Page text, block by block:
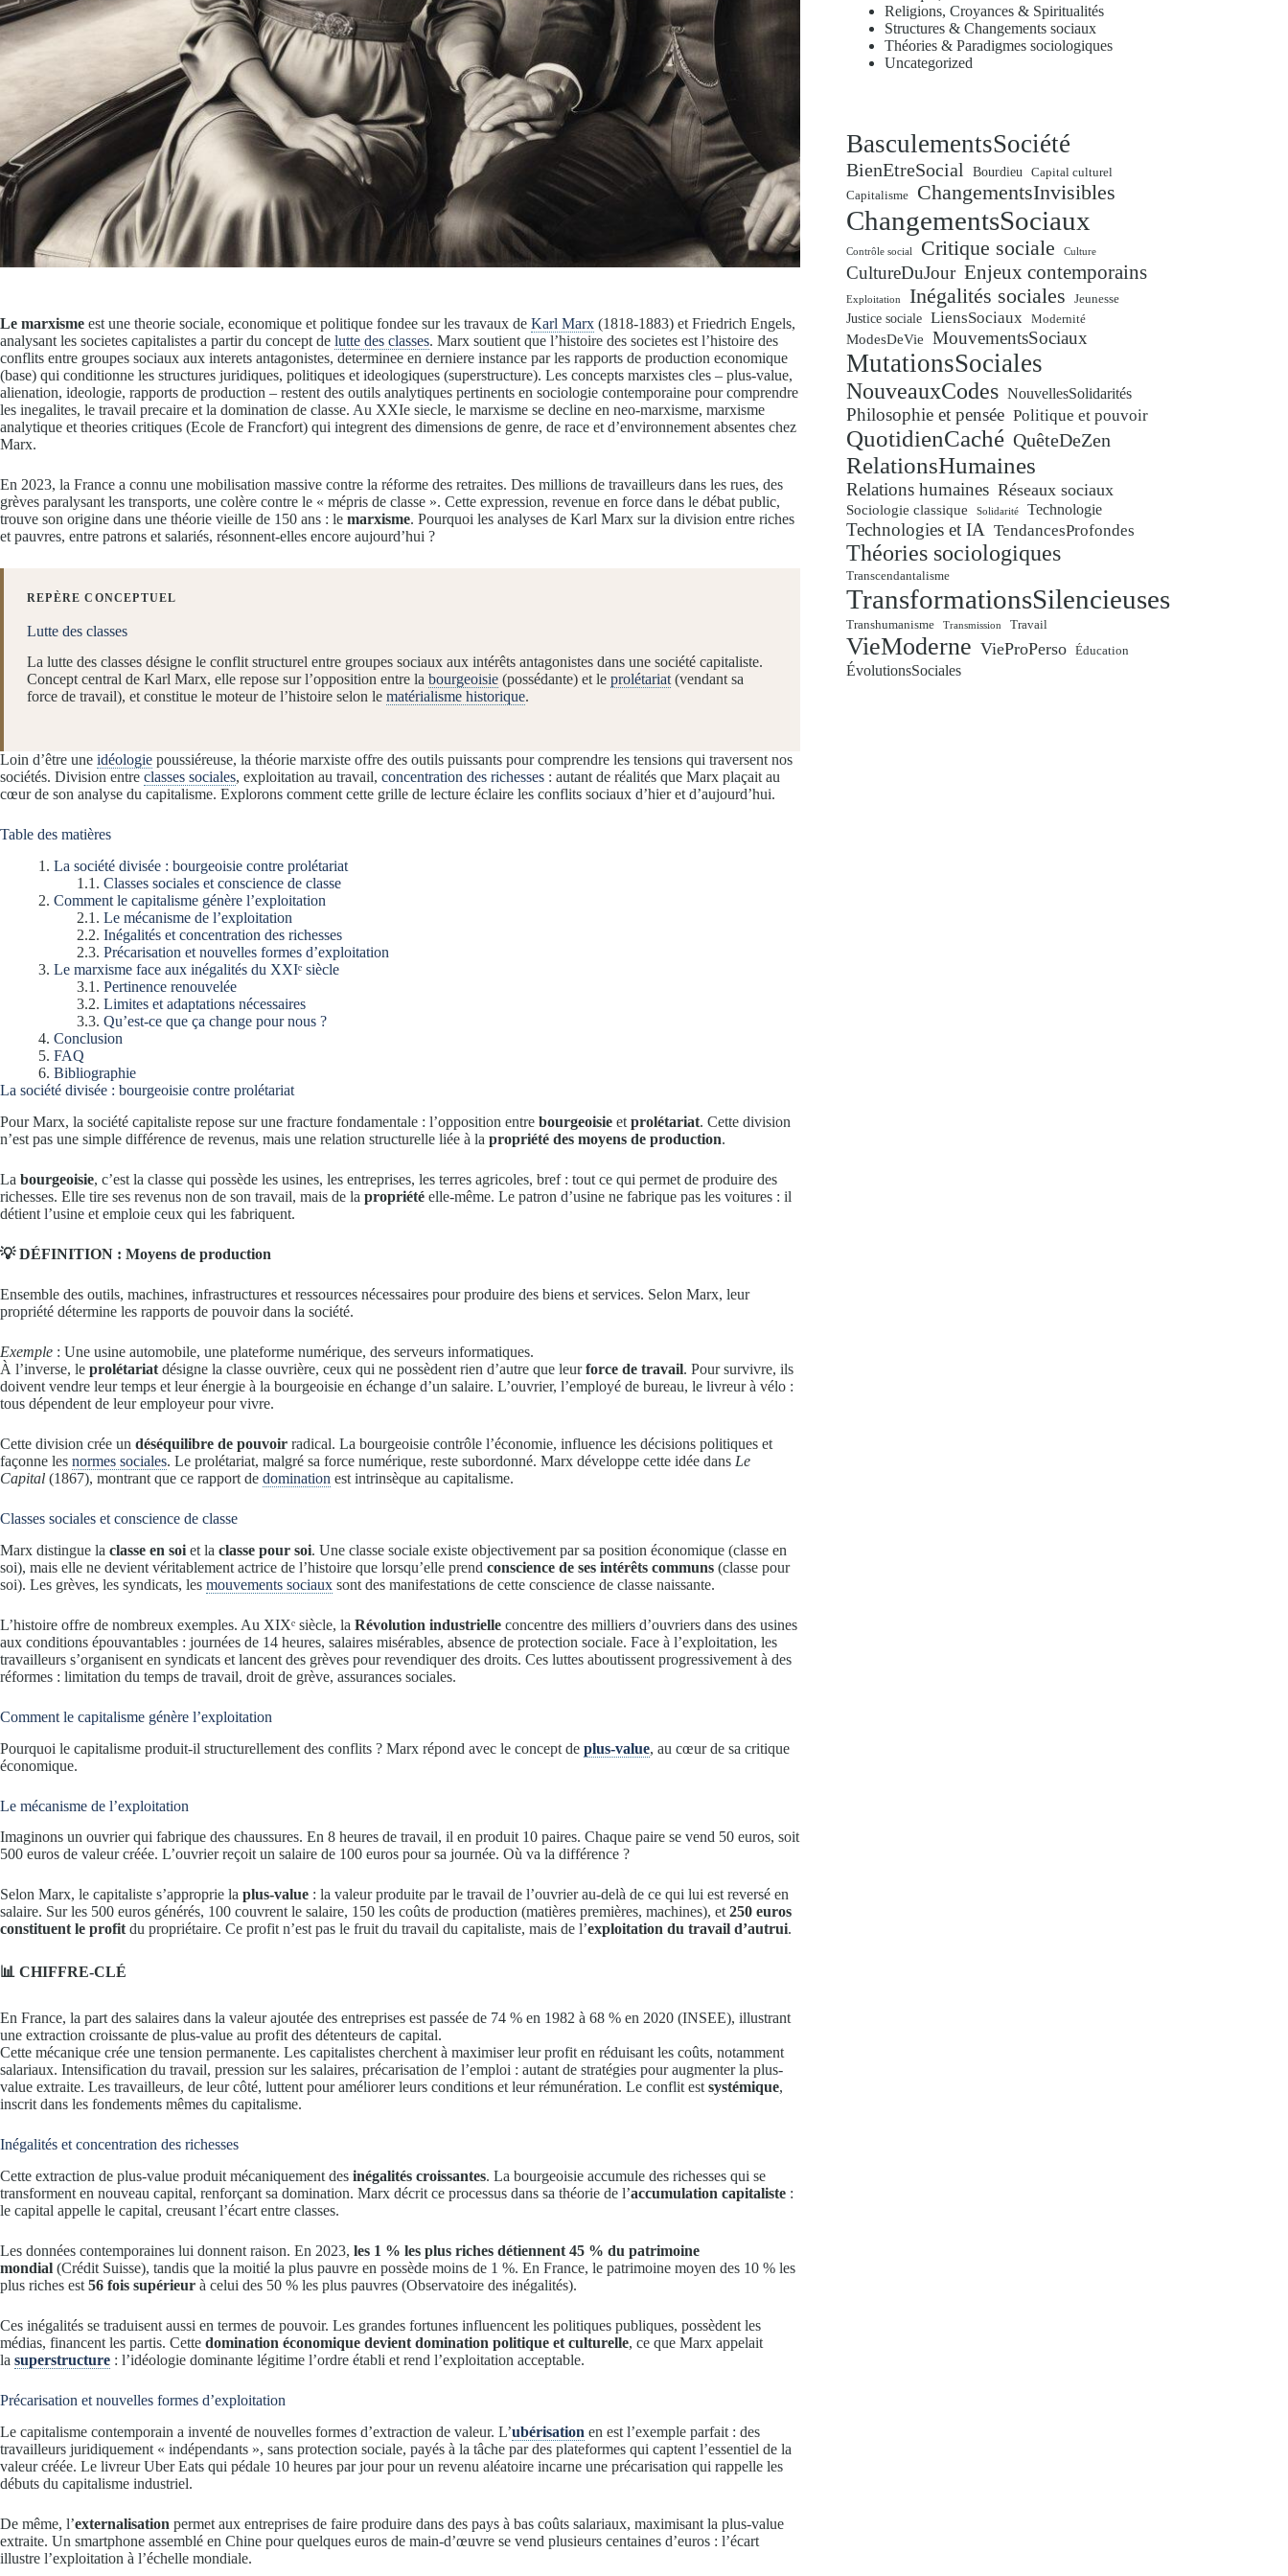
Le marxisme est une theorie sociale, economique et politique fondee sur les travaux de Karl Marx (1818-1883) et Friedrich Engels,
analysant les societes capitalistes a partir du concept de lutte des classes. Marx soutient que l’histoire des societes est l’histoire des
conflits entre groupes sociaux aux interets antagonistes, determinee en derniere instance par les rapports de production economique
(base) qui conditionne les structures juridiques, politiques et ideologiques (superstructure). Les concepts marxistes cles – plus-value,
alienation, ideologie, rapports de production – restent des outils analytiques pertinents en sociologie contemporaine pour comprendre
les inegalites, le travail precaire et la domination de classe. Au XXIe siecle, le marxisme se decline en neo-marxisme, marxisme
analytique et theories critiques (Ecole de Francfort) qui integrent des dimensions de genre, de race et d’environnement absentes chez
Marx.
En 2023, la France a connu une mobilisation massive contre la réforme des retraites. Des millions de travailleurs dans les rues, des
grèves paralysant les transports, une colère contre le « mépris de classe ». Cette expression, revenue en force dans le débat public,
trouve son origine dans une théorie vieille de 150 ans : le marxisme. Pourquoi les analyses de Karl Marx sur la division entre riches
et pauvres, entre patrons et salariés, résonnent-elles encore aujourd’hui ?
REPÈRE CONCEPTUEL
Lutte des classes
La lutte des classes désigne le conflit structurel entre groupes sociaux aux intérêts antagonistes dans une société capitaliste.
Concept central de Karl Marx, elle repose sur l’opposition entre la bourgeoisie (possédante) et le prolétariat(vendant sa
force de travail), et constitue le moteur de l’histoire selon le matérialisme historique.
Loin d’être une idéologie poussiéreuse, la théorie marxiste offre des outils puissants pour comprendre les tensions qui traversent nos
sociétés. Division entre classes sociales, exploitation au travail, concentration des richesses : autant de réalités que Marx plaçait au
cœur de son analyse du capitalisme. Explorons comment cette grille de lecture éclaire les conflits sociaux d’hier et d’aujourd’hui.
Table des matières
La société divisée : bourgeoisie contre prolétariat
Classes sociales et conscience de classe
Comment le capitalisme génère l’exploitation
Le mécanisme de l’exploitation
Inégalités et concentration des richesses
Précarisation et nouvelles formes d’exploitation
Le marxisme face aux inégalités du XXIᵉ siècle
Pertinence renouvelée
Limites et adaptations nécessaires
Qu’est-ce que ça change pour nous ?
Conclusion
FAQ
Bibliographie
La société divisée : bourgeoisie contre prolétariat
Pour Marx, la société capitaliste repose sur une fracture fondamentale : l’opposition entre bourgeoisie et prolétariat. Cette division
n’est pas une simple différence de revenus, mais une relation structurelle liée à la propriété des moyens de production.
La bourgeoisie, c’est la classe qui possède les usines, les entreprises, les terres agricoles, bref : tout ce qui permet de produire des
richesses. Elle tire ses revenus non de son travail, mais de la propriété elle-même. Le patron d’usine ne fabrique pas les voitures : il
détient l’usine et emploie ceux qui les fabriquent.
💡 DÉFINITION : Moyens de production
Ensemble des outils, machines, infrastructures et ressources nécessaires pour produire des biens et services. Selon Marx, leur
propriété détermine les rapports de pouvoir dans la société.
Exemple : Une usine automobile, une plateforme numérique, des serveurs informatiques.
À l’inverse, le prolétariat désigne la classe ouvrière, ceux qui ne possèdent rien d’autre que leurforce de travail. Pour survivre, ils
doivent vendre leur temps et leur énergie à la bourgeoisie en échange d’un salaire. L’ouvrier, l’employé de bureau, le livreur à vélo :
tous dépendent de leur employeur pour vivre.
Cette division crée un déséquilibre de pouvoir radical. La bourgeoisie contrôle l’économie, influence les décisions politiques et
façonne les normes sociales. Le prolétariat, malgré sa force numérique, reste subordonné. Marx développe cette idée dans Le
Capital (1867), montrant que ce rapport de domination est intrinsèque au capitalisme.
Classes sociales et conscience de classe
Marx distingue la classe en soi et la classe pour soi. Une classe sociale existe objectivement par sa position économique (classe en
soi), mais elle ne devient véritablement actrice de l’histoire que lorsqu’elle prend conscience de ses intérêts communs (classe pour
soi). Les grèves, les syndicats, les mouvements sociaux sont des manifestations de cette conscience de classe naissante.
L’histoire offre de nombreux exemples. Au XIXᵉ siècle, la Révolution industrielle concentre des milliers d’ouvriers dans des usines
aux conditions épouvantables : journées de 14 heures, salaires misérables, absence de protection sociale. Face à l’exploitation, les
travailleurs s’organisent en syndicats et lancent des grèves pour revendiquer des droits. Ces luttes aboutissent progressivement à des
réformes : limitation du temps de travail, droit de grève, assurances sociales.
Comment le capitalisme génère l’exploitation
Pourquoi le capitalisme produit-il structurellement des conflits ? Marx répond avec le concept de plus-value, au cœur de sa critique
économique.
Le mécanisme de l’exploitation
Imaginons un ouvrier qui fabrique des chaussures. En 8 heures de travail, il en produit 10 paires. Chaque paire se vend 50 euros, soit
500 euros de valeur créée. L’ouvrier reçoit un salaire de 100 euros pour sa journée. Où va la différence ?
Selon Marx, le capitaliste s’approprie la plus-value : la valeur produite par le travail de l’ouvrier au-delà de ce qui lui est reversé en
salaire. Sur les 500 euros générés, 100 couvrent le salaire, 150 les coûts de production (matières premières, machines), et250 euros
constituent le profitdu propriétaire. Ce profit n’est pas le fruit du travail du capitaliste, mais de l’exploitation du travail d’autrui.
📊 CHIFFRE-CLÉ
En France, la part des salaires dans la valeur ajoutée des entreprises est passée de 74 % en 1982 à 68 % en 2020 (INSEE), illustrant
une extraction croissante de plus-value au profit des détenteurs de capital.
Cette mécanique crée une tension permanente. Les capitalistes cherchent à maximiser leur profit en réduisant les coûts, notamment
salariaux. Intensification du travail, pression sur les salaires, précarisation de l’emploi : autant de stratégies pour augmenter la plus-
value extraite. Les travailleurs, de leur côté, luttent pour améliorer leurs conditions et leur rémunération. Le conflit estsystémique,
inscrit dans les fondements mêmes du capitalisme.
Inégalités et concentration des richesses
Cette extraction de plus-value produit mécaniquement des inégalités croissantes. La bourgeoisie accumule des richesses qui se
transforment en nouveau capital, renforçant sa domination. Marx décrit ce processus dans sa théorie de l’accumulation capitaliste :
le capital appelle le capital, creusant l’écart entre classes.
Les données contemporaines lui donnent raison. En 2023, les 1 % les plus riches détiennent 45 % du patrimoine
mondial (Crédit Suisse), tandis que la moitié la plus pauvre en possède moins de 1 %. En France, le patrimoine moyen des 10 % les
plus riches est 56 fois supérieur à celui des 50 % les plus pauvres (Observatoire des inégalités).
Ces inégalités se traduisent aussi en termes de pouvoir. Les grandes fortunes influencent les politiques publiques, possèdent les
médias, financent les partis. Cette domination économique devient domination politique et culturelle, ce que Marx appelait
la superstructure : l’idéologie dominante légitime l’ordre établi et rend l’exploitation acceptable.
Précarisation et nouvelles formes d’exploitation
Le capitalisme contemporain a inventé de nouvelles formes d’extraction de valeur. L’ubérisation en est l’exemple parfait : des
travailleurs juridiquement « indépendants », sans protection sociale, payés à la tâche par des plateformes qui captent l’essentiel de la
valeur créée. Le livreur Uber Eats qui pédale 10 heures par jour pour un revenu aléatoire incarne une précarisation qui rappelle les
débuts du capitalisme industriel.
De même, l’externalisation permet aux entreprises de faire produire dans des pays à bas coûts salariaux, maximisant la plus-value
extraite. Un smartphone assemblé en Chine pour quelques euros de main-d’œuvre se vend plusieurs centaines d’euros : l’écart
illustre l’exploitation à l’échelle mondiale.
Religions, Croyances & Spiritualités
Structures & Changements sociaux
Théories & Paradigmes sociologiques
Uncategorized
BasculementsSociété
BienEtreSocial Bourdieu
Capital culturel
Capitalisme
ChangementsInvisibles
ChangementsSociaux
Contrôle social Critique sociale Culture
CultureDuJour Enjeux contemporains
Exploitation Inégalités sociales Jeunesse
Justice sociale LiensSociaux Modernité
ModesDeVie MouvementsSociaux
MutationsSociales
NouveauxCodes NouvellesSolidarités
Philosophie et pensée Politique et pouvoir
QuotidienCaché QuêteDeZen
RelationsHumaines
Relations humaines Réseaux sociaux
Sociologie classique Solidarité Technologie
Technologies et IA TendancesProfondes
Théories sociologiques
Transcendantalisme
TransformationsSilencieuses
Transhumanisme Transmission Travail
VieModerne VieProPerso Éducation
ÉvolutionsSociales